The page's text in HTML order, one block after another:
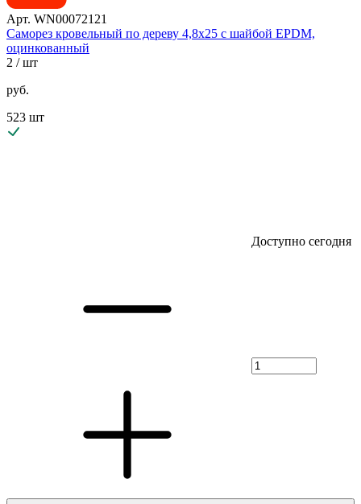
Арт. WN00072121
Саморез кровельный по дереву 4,8х25 с шайбой EPDM,
оцинкованный
2 / шт
руб.
523 шт
Доступно сегодня